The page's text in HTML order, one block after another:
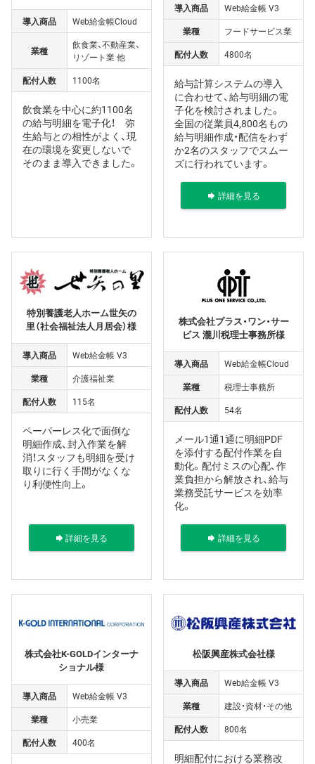
導入商品 Web給金帳Cloud
業種
飲食業、不動産業、
リゾート業 他
配付人数
1100名
飲食業を中心に約1100名
の給与明細を電子化！ 弥
生給与との相性がよく、現
在の環境を変更しないで
そのまま導入できました。
導入商品
Web給金帳 V3
業種
フードサービス業
配付人数
4800名
給与計算システムの導入
に合わせて、給与明細の電
子化を検討されました。
全国の従業員4,800名もの
給与明細作成・配信をわず
か2名のスタッフでスムー
ズに行われています。
詳細を見る
特別養護老人ホーム世矢の
里（社会福祉法人月居会）様
導入商品
Web給金帳 V3
業種
介護福祉業
配付人数
115名
ペーパーレス化で面倒な
明細作成、封入作業を解
消！スタッフも明細を受け
取りに行く手間がなくな
り利便性向上。
詳細を見る
株式会社プラス・ワン・サー
ビス 瀧川税理士事務所様
導入商品
Web給金帳Cloud
業種
税理士事務所
配付人数
54名
メール1通1通に明細PDF
を添付する配付作業を自
動化。配付ミスの心配、作
業負担から解放され、給与
業務受託サービスを効率
化。
詳細を見る
株式会社K-GOLDインターナ
ショナル様
導入商品
Web給金帳 V3
業種
小売業
配付人数
400名
松阪興産株式会社様
導入商品
Web給金帳 V3
業種
建設・資材・その他
配付人数
800名
明細配付における業務改